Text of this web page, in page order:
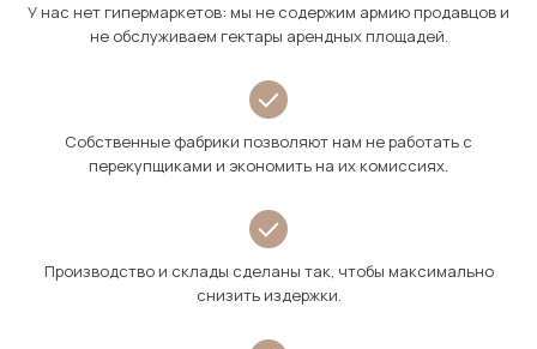
У нас нет гипермаркетов: мы не содержим армию продавцов и
не обслуживаем гектары арендных площадей.
Собственные фабрики позволяют нам не работать с
перекупщиками и экономить на их комиссиях.
Производство и склады сделаны так, чтобы максимально
снизить издержки.